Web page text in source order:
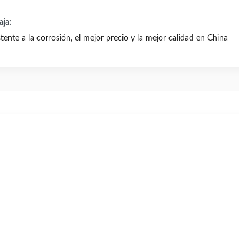
a la corrosión, el mejor precio y la mejor calidad en China